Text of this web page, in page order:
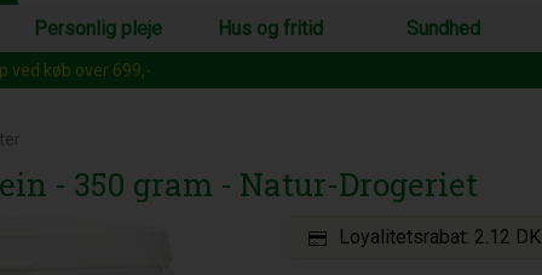
Personlig pleje Hus og fritid Sundhed
ved køb over 699,-
- 350 gram - Natur-Drogeriet
Loyalitetsrabat: 2.12